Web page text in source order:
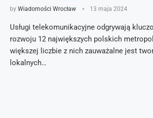
by Wiadomości Wrocław 13 maja 2024
Usługi telekomunikacyjne odgrywają
rozwoju 12 największych polskich
większej liczbie z nich zauważalne jest
lokalnych…